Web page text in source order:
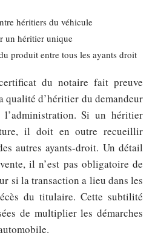
héritiers du véhicule
un héritier unique
produit entre tous les ayants droit
du notaire fait preuve
qualité d’héritier du demandeur
Si un héritier
il doit en outre recueillir
autres ayants-droit. Un détail
il n’est pas obligatoire de
si la transaction a lieu dans les
du titulaire. Cette subtilité
de multiplier les démarches